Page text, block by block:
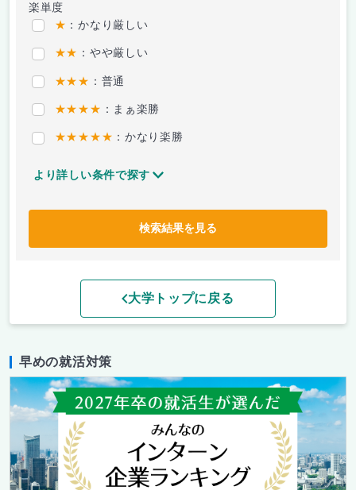
楽単度
★ ：かなり厳しい
★★ ：やや厳しい
★★★ ：普通
★★★★ ：まぁ楽勝
★★★★★ ：かなり楽勝
より詳しい条件で探す
検索結果を見る
大学トップに戻る
早めの就活対策